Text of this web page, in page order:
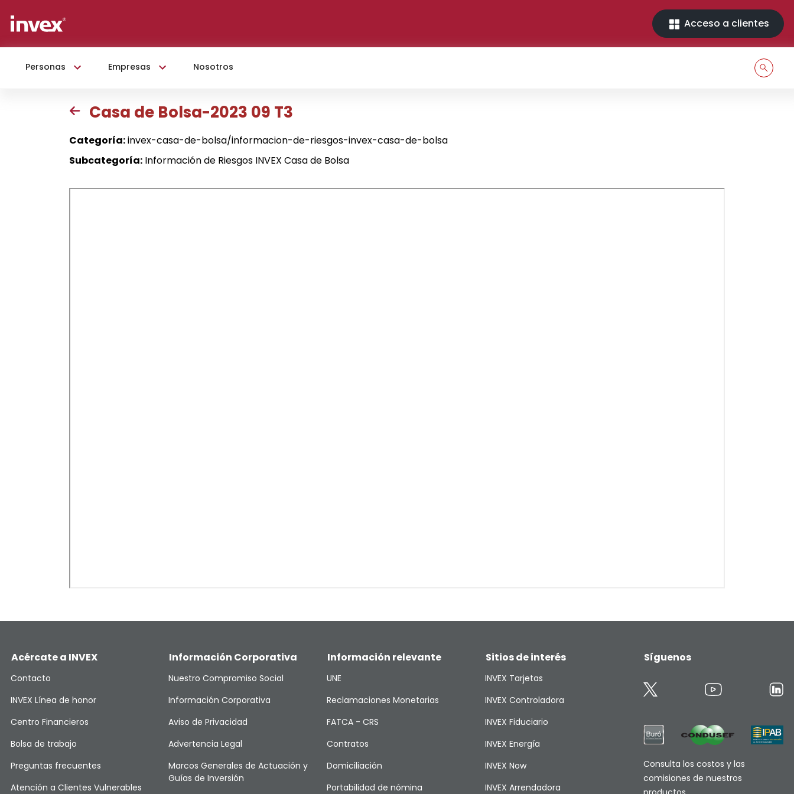
Acceso a clientes
Personas Empresas Nosotros
Casa de Bolsa-2023 09 T3
Categoría:invex-casa-de-bolsa/informacion-de-riesgos-invex-casa-de-bolsa
Subcategoría: Información de Riesgos INVEX Casa de Bolsa
Acércate a INVEX
Contacto
INVEX Línea de honor
Centro Financieros
Bolsa de trabajo
Preguntas frecuentes
Atención a Clientes Vulnerables
Información Corporativa
Nuestro Compromiso Social
Información Corporativa
Aviso de Privacidad
Advertencia Legal
Marcos Generales de Actuación y
Guías de Inversión
Información relevante
UNE
Reclamaciones Monetarias
FATCA - CRS
Contratos
Domiciliación
Portabilidad de nómina
Sitios de interés
INVEX Tarjetas
INVEX Controladora
INVEX Fiduciario
INVEX Energía
INVEX Now
INVEX Arrendadora
Síguenos
Consulta los costos y las
comisiones de nuestros